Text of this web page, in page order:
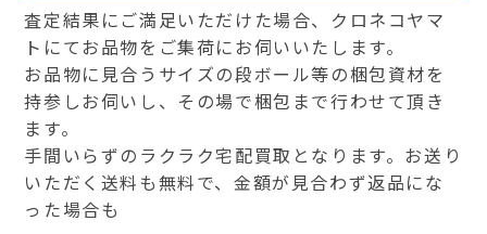
査定結果にご満足いただけた場合、クロネコヤマ
トにてお品物をご集荷にお伺いいたします。
お品物に見合うサイズの段ボール等の梱包資材を
持参しお伺いし、その場で梱包まで行わせて頂き
ます。
手間いらずのラクラク宅配買取となります。お送り
いただく送料も無料で、金額が見合わず返品にな
った場合も